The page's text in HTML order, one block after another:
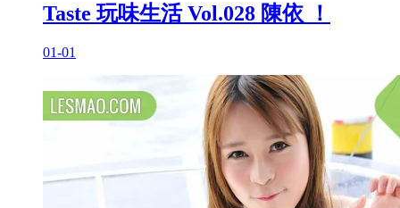
Taste 玩味生活 Vol.028 陳依 ！
01-01